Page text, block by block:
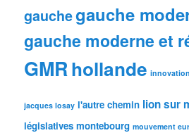
gauchegauche
gauche moderne et
GMRhollande innovation
jacques losay l'autre chemin lion sur
législatives montebourg mouvement